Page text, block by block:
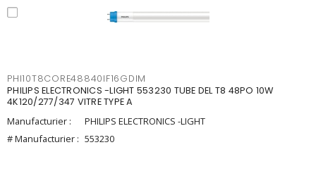
PHI10T8CORE48840IF16GDIM
PHILIPS ELECTRONICS -LIGHT 553230 TUBE DEL T8 48PO 10W
4K120/277/347 VITRE TYPE A
Manufacturier :
PHILIPS ELECTRONICS -LIGHT
# Manufacturier : 553230